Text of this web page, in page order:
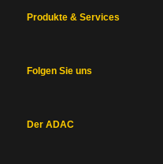
Produkte & Services
Folgen Sie uns
Der ADAC